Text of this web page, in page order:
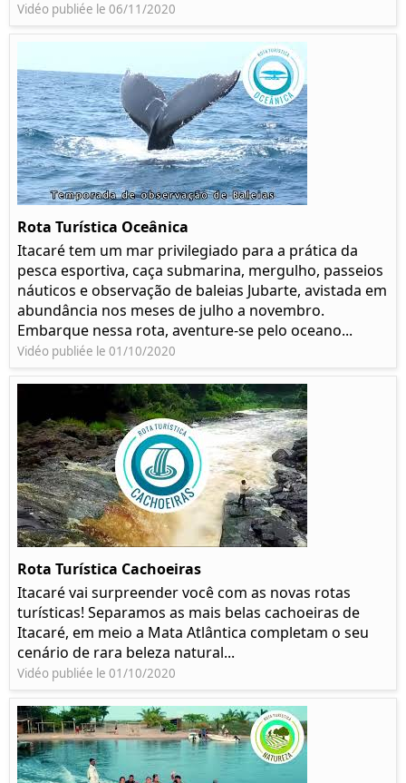
Vidéo publiée le 06/11/2020
Rota Turística Oceânica
Itacaré tem um mar privilegiado para a prática da
pesca esportiva, caça submarina, mergulho, passeios
náuticos e observação de baleias Jubarte, avistada em
abundância nos meses de julho a novembro.
Embarque nessa rota, aventure-se pelo oceano...
Vidéo publiée le 01/10/2020
Rota Turística Cachoeiras
Itacaré vai surpreender você com as novas rotas
turísticas! Separamos as mais belas cachoeiras de
Itacaré, em meio a Mata Atlântica completam o seu
cenário de rara beleza natural...
Vidéo publiée le 01/10/2020